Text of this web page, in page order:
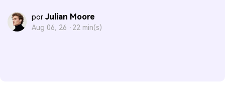
por Julian Moore
Aug 06, 26 · 22 min(s)